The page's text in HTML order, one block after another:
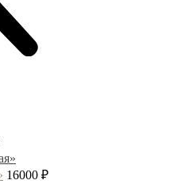
16000 ₽